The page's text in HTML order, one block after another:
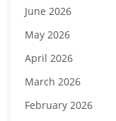
June 2026
May 2026
April 2026
March 2026
February 2026